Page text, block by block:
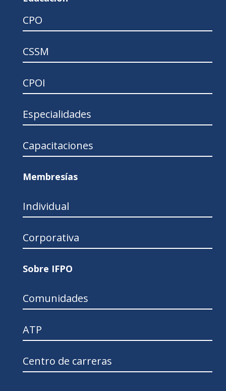
CPO
CSSM
CPOI
Especialidades
Capacitaciones
Membresías
Individual
Corporativa
Sobre IFPO
Comunidades
ATP
Centro de carreras